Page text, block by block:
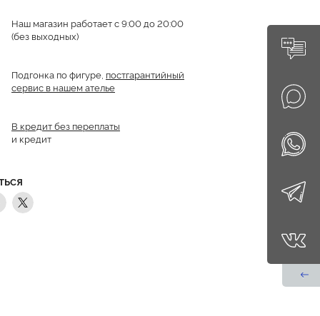
Наш магазин работает с 9:00 до 20:00
(без выходных)
Подгонка по фигуре, постгарантийный
сервис в нашем ателье
В кредит без переплаты
и кредит